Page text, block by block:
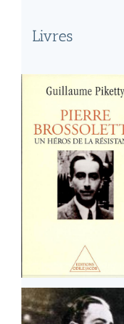
Livres